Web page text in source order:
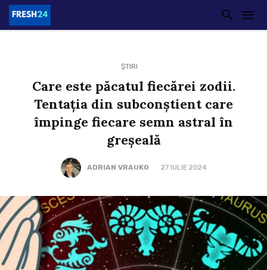
ȘTIRI
Care este păcatul fiecărei zodii.
Tentaţia din subconştient care
împinge fiecare semn astral în
greşeală
ADRIAN VRAUKO 27 IULIE 2024